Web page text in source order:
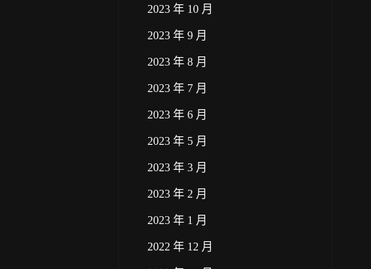
2023 年 10 月
2023 年 9 月
2023 年 8 月
2023 年 7 月
2023 年 6 月
2023 年 5 月
2023 年 3 月
2023 年 2 月
2023 年 1 月
2022 年 12 月